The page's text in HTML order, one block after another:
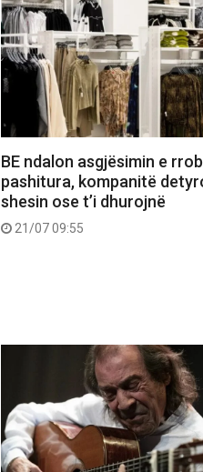
BE ndalon asgjësimin e
pashitura, kompanitë
shesin ose t’i dhurojnë
21/07 09:55